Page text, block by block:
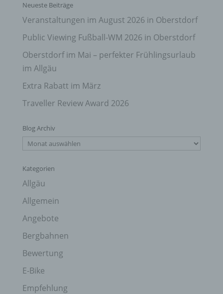
Neueste Beiträge
Veranstaltungen im August 2026 in Oberstdorf
Public Viewing Fußball-WM 2026 in Oberstdorf
Oberstdorf im Mai – perfekter Frühlingsurlaub
im Allgäu
Extra Rabatt im März
Traveller Review Award 2026
Blog Archiv
Blog
Kategorien
Allgäu
Allgemein
Angebote
Bergbahnen
Bewertung
E-Bike
Empfehlung